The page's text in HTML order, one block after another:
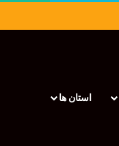
استان ها